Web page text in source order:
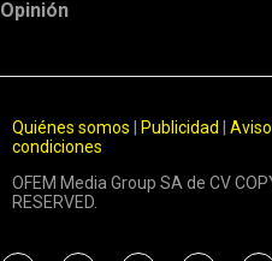
Opinión
Quiénes somos Publicidad
condiciones
OFEM Media Group SA de CV
RESERVED.